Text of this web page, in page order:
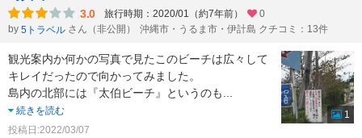
3.0 旅行時期：2020/01（約7年前）
0
by 5トラベル さん（非公開） 沖縄市・うるま市・伊計島 クチコミ：13件
観光案内か何かの写真で見たこのビーチは広々して
キレイだったので向かってみました。
島内の北部には『太伯ビーチ』というのも
続きを読む
投稿日:2022/03/07
1